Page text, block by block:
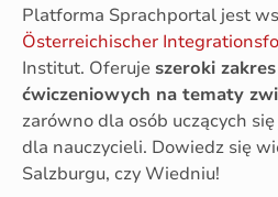
Platforma Sprachportal jest
Österreichischer
Institut. Oferuje szeroki
ćwiczeniowych na tematy
zarówno dla osób uczących
dla nauczycieli. Dowiedz się
Salzburgu, czy Wiedniu!